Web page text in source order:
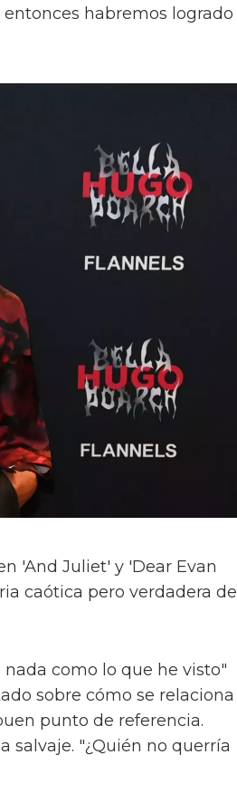
habremos logrado
'And Juliet' y 'Dear Evan
caótica pero verdadera de
como lo que he visto"
sobre cómo se relaciona
punto de referencia.
salvaje. "¿Quién no querría